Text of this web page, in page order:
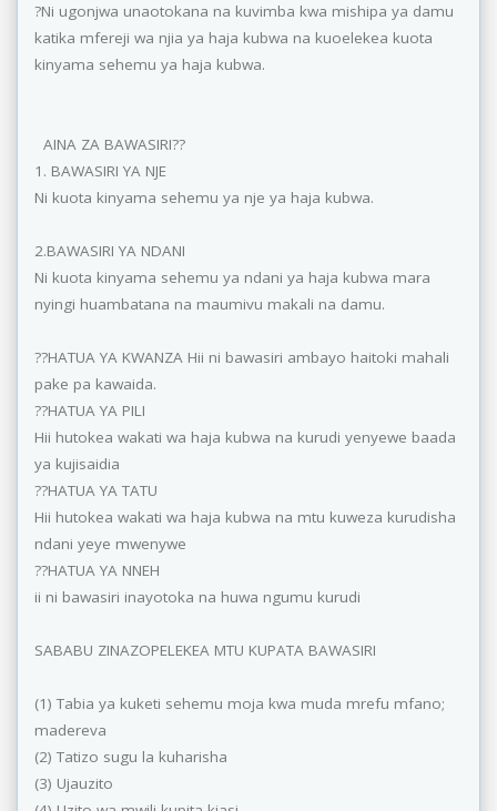
?Ni ugonjwa unaotokana na kuvimba kwa mishipa ya damu
katika mfereji wa njia ya haja kubwa na kuoelekea kuota
kinyama sehemu ya haja kubwa.
AINA ZA BAWASIRI??
1. BAWASIRI YA NJE
Ni kuota kinyama sehemu ya nje ya haja kubwa.
2.BAWASIRI YA NDANI
Ni kuota kinyama sehemu ya ndani ya haja kubwa mara
nyingi huambatana na maumivu makali na damu.
??HATUA YA KWANZA Hii ni bawasiri ambayo haitoki mahali
pake pa kawaida.
??HATUA YA PILI
Hii hutokea wakati wa haja kubwa na kurudi yenyewe baada
ya kujisaidia
??HATUA YA TATU
Hii hutokea wakati wa haja kubwa na mtu kuweza kurudisha
ndani yeye mwenywe
??HATUA YA NNEH
ii ni bawasiri inayotoka na huwa ngumu kurudi
SABABU ZINAZOPELEKEA MTU KUPATA BAWASIRI
(1) Tabia ya kuketi sehemu moja kwa muda mrefu mfano;
madereva
(2) Tatizo sugu la kuharisha
(3) Ujauzito